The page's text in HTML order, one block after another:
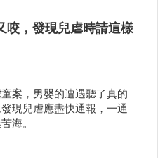
咬，發現兒虐時請這樣
案，男嬰的遭遇聽了真的
現兒虐應盡快通報，一通
海。